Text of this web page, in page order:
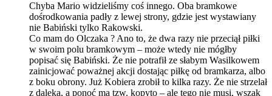
Chyba Mario widzieliśmy coś innego. Oba bramkowe
dośrodkowania padły z lewej strony, gdzie jest wystawiany
nie Babiński tylko Rakowski.
Co mam do Olczaka ? Ano to, że dwa razy nie przeciął piłki
w swoim polu bramkowym – może wtedy nie mógłby
popisać się Babiński. Że nie potrafił ze słabym Wasilkowem
zainicjować poważnej akcji dostając piłkę od bramkarza, albo
z boku obrony. Już Kobiera zrobił to kilka razy. Że nie strzelał
z daleka, a ponoć ma tzw. kopyto – ale tego nie musi, wszak